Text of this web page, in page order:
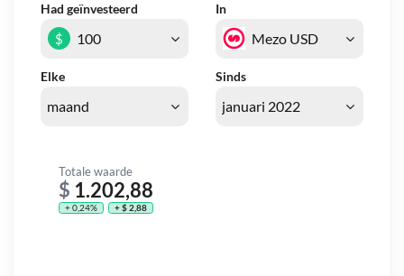
Had geïnvesteerd In
Elke Sinds
$
Totale waarde
$ 1.202,88
+ 0,24% + $ 2,88